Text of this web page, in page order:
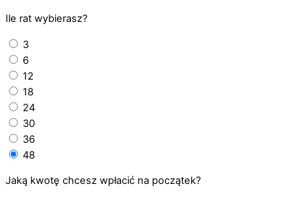
Ile rat wybierasz?
3
6
12
18
24
30
36
48
Jaką kwotę chcesz wpłacić na początek?